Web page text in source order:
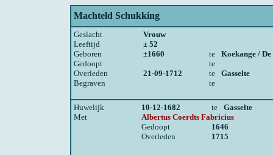
Machteld Schukking
Geslacht
Vrouw
Leeftijd
± 52
Geboren
±1660 te
Koekange /
Gedoopt
te
Overleden
21-09-1712 te
Gasselte
Begraven
te
Huwelijk 10-12-1682 te
Gasselte
Met
Albertus Coerdts Fabricius
Gedoopt
1646
Overleden
1715